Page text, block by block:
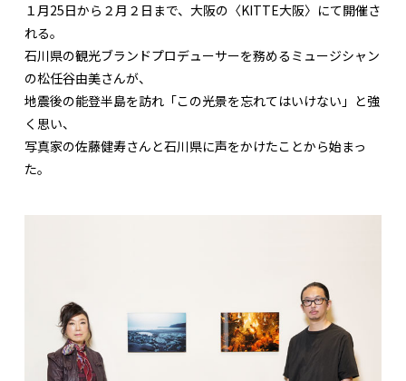
１月25日から２月２日まで、大阪の〈KITTE大阪〉にて開催さ
れる。
石川県の観光ブランドプロデューサーを務めるミュージシャン
の松任谷由美さんが、
地震後の能登半島を訪れ「この光景を忘れてはいけない」と強
く思い、
写真家の佐藤健寿さんと石川県に声をかけたことから始まっ
た。